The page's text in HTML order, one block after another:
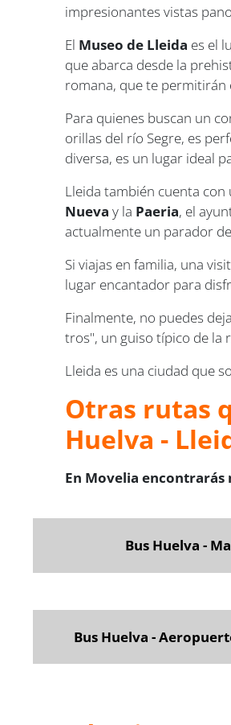
impresionantes vistas
El Museo de Lleida es el
que abarca desde la
romana, que te permitirán
Para quienes buscan un
orillas del río Segre, es
diversa, es un lugar ideal
Lleida también cuenta
Nueva y la Paeria, el
actualmente un parador
Si viajas en familia, una
lugar encantador para
Finalmente, no puedes
tros", un guiso típico de la
Lleida es una ciudad que
Otras rutas
Huelva -
En Movelia encontrarás
Bus Huelva -
Bus Huelva -